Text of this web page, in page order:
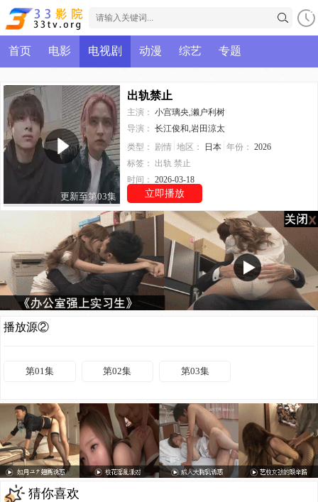
首页 电影 电视剧 动漫 综艺 专题
更新至第03集
出轨禁止
主演： 小宫璃央,濑户利树
导演： 长江俊和,岩田涼太
类型：
剧情 地区： 日本 年份： 2026
标签：
出轨 禁止
时间： 2026-03-18
立即播放
播放源②
第01集 第02集 第03集
猜你喜欢